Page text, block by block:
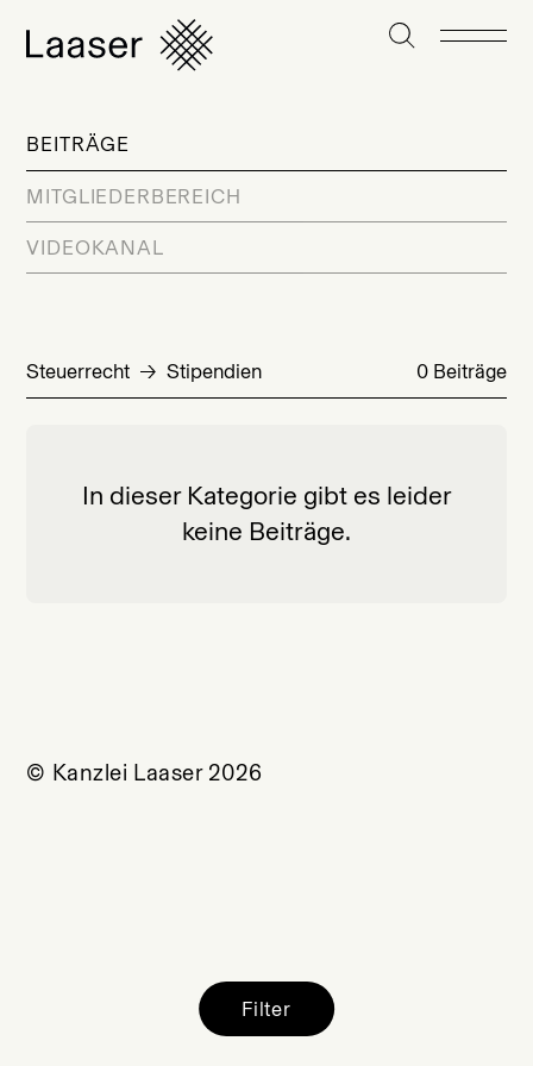
BEITRÄGE
MITGLIEDERBEREICH
VIDEOKANAL
Steuerrecht Stipendien 0 Beiträge
In dieser Kategorie gibt es leider
keine Beiträge.
Filter
© Kanzlei Laaser 2026